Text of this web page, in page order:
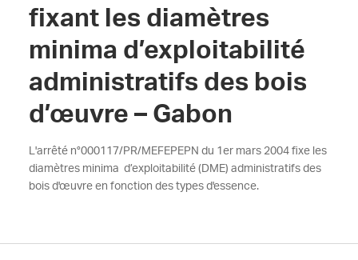
fixant les diamètres
minima d’exploitabilité
administratifs des bois
d’œuvre – Gabon
L'arrêté n°000117/PR/MEFEPEPN du 1er mars 2004 fixe les
diamètres minima d’exploitabilité (DME) administratifs des
bois d'œuvre en fonction des types d'essence.